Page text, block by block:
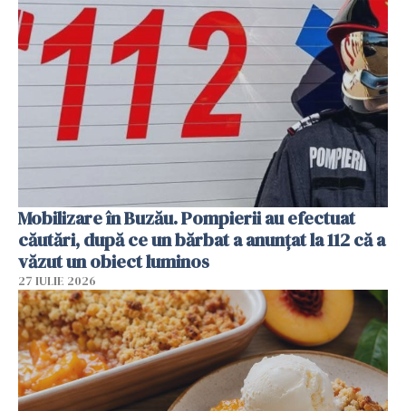
Mobilizare în Buzău. Pompierii au efectuat
căutări, după ce un bărbat a anunțat la 112 că a
văzut un obiect luminos
27 IULIE 2026